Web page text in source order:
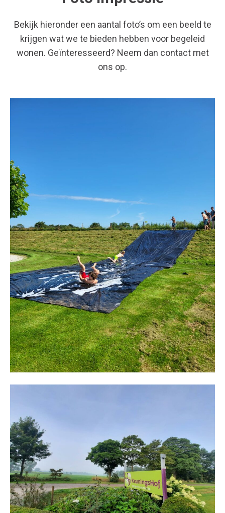
Bekijk hieronder een aantal foto’s om een beeld te
krijgen wat we te bieden hebben voor begeleid
wonen. Geïnteresseerd? Neem dan contact met
ons op.